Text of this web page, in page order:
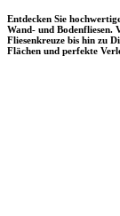
Entdecken Sie
Wand- und Bodenfliesen.
Fliesenkreuze bis hin zu
Flächen und perfekte